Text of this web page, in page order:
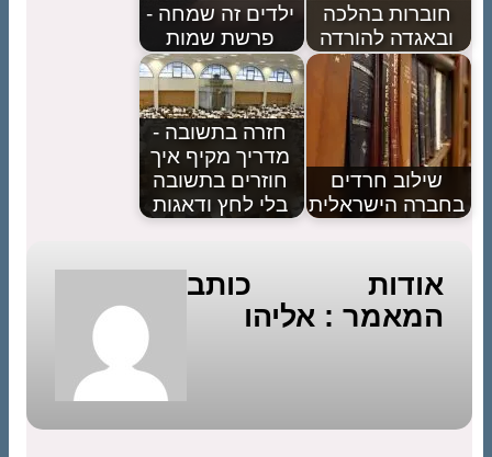
חוברות בהלכה
ובאגדה להורדה
ילדים זה שמחה -
פרשת שמות
שילוב חרדים
בחברה הישראלית
חזרה בתשובה -
מדריך מקיף איך
חוזרים בתשובה
בלי לחץ ודאגות
אודות כותב
המאמר : אליהו